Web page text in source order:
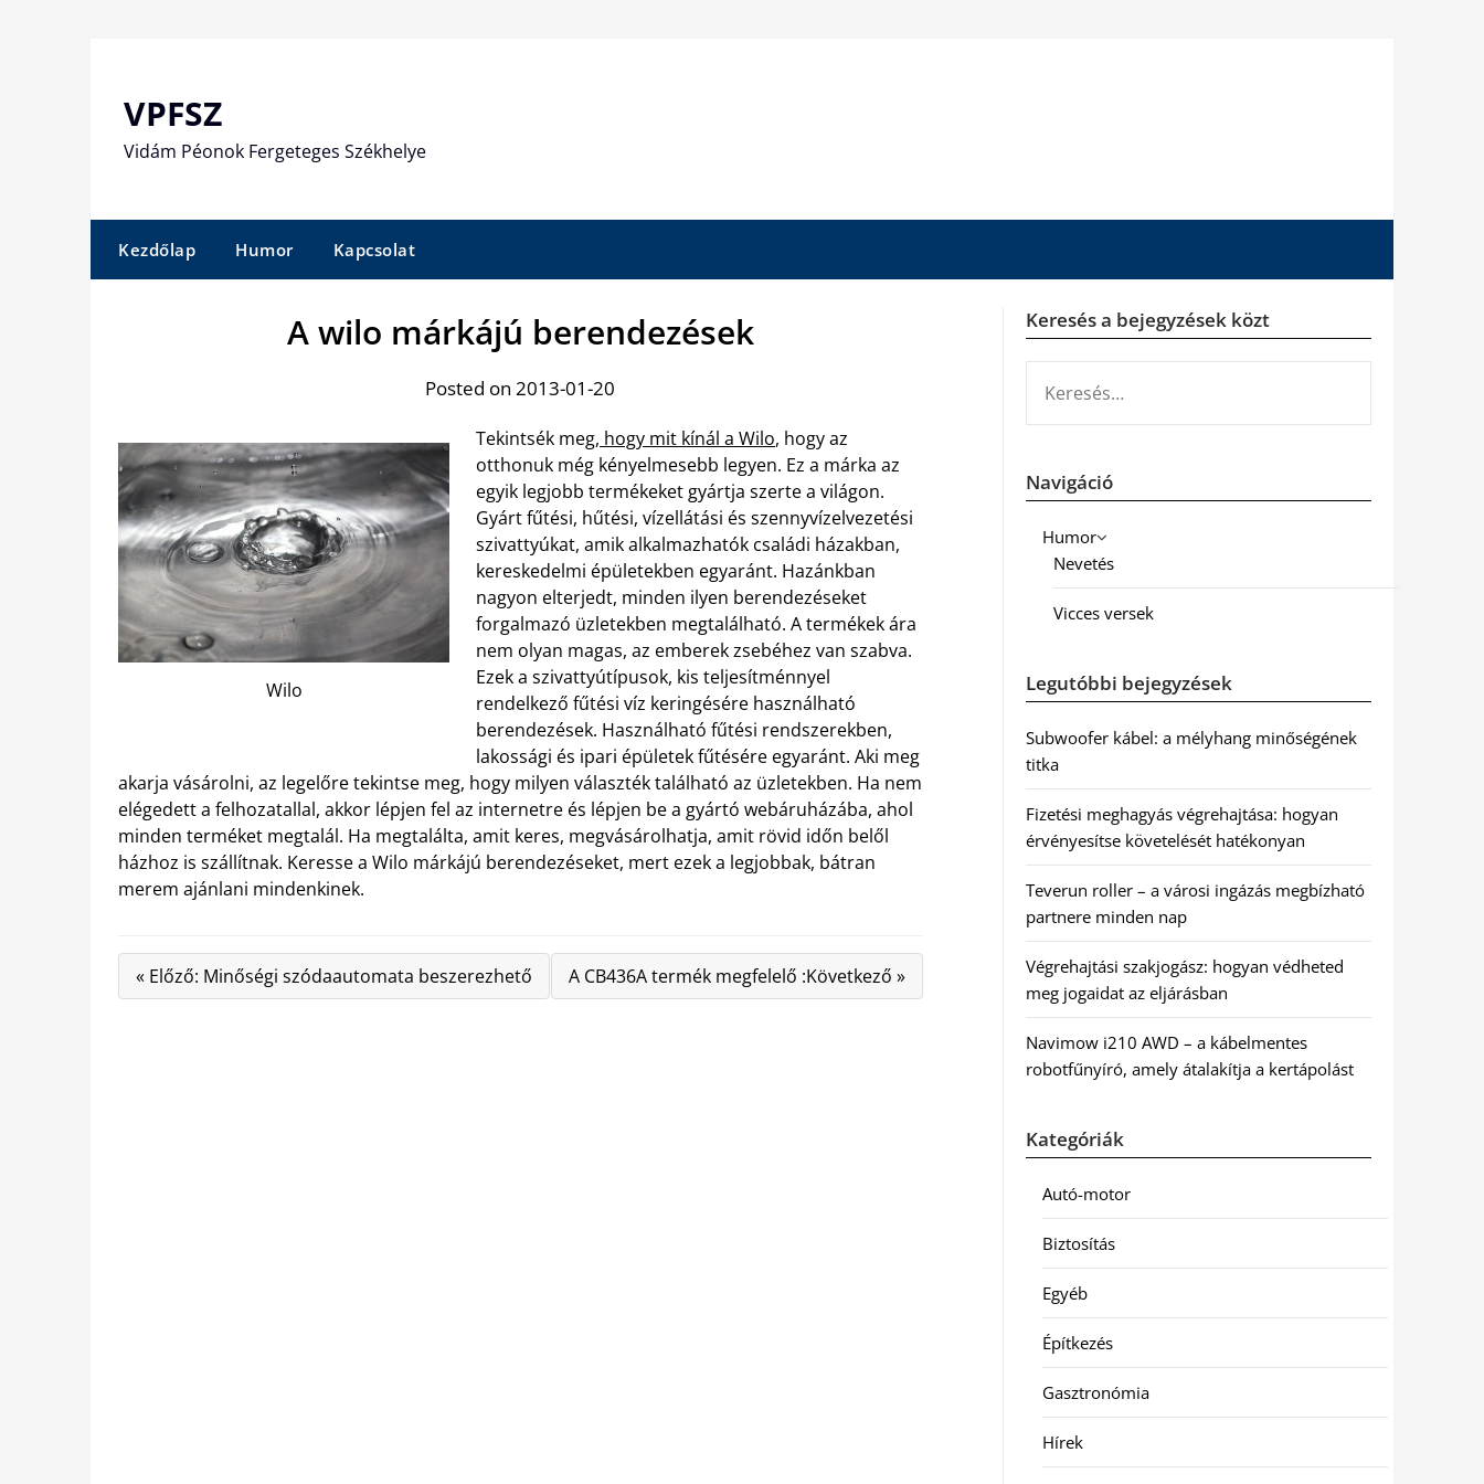
VPFSZ
Vidám Péonok Fergeteges Székhelye
Kezdőlap Humor Kapcsolat
A wilo márkájú berendezések
Posted on 2013-01-20
Wilo
Tekintsék meg, hogy mit kínál a Wilo, hogy az
otthonuk még kényelmesebb legyen. Ez a márka az
egyik legjobb termékeket gyártja szerte a világon.
Gyárt fűtési, hűtési, vízellátási és szennyvízelvezetési
szivattyúkat, amik alkalmazhatók családi házakban,
kereskedelmi épületekben egyaránt. Hazánkban
nagyon elterjedt, minden ilyen berendezéseket
forgalmazó üzletekben megtalálható. A termékek ára
nem olyan magas, az emberek zsebéhez van szabva.
Ezek a szivattyútípusok, kis teljesítménnyel
rendelkező fűtési víz keringésére használható
berendezések. Használható fűtési rendszerekben,
lakossági és ipari épületek fűtésére egyaránt. Aki meg
akarja vásárolni, az legelőre tekintse meg, hogy milyen választék található az üzletekben. Ha nem
elégedett a felhozatallal, akkor lépjen fel az internetre és lépjen be a gyártó webáruházába, ahol
minden terméket megtalál. Ha megtalálta, amit keres, megvásárolhatja, amit rövid időn belől
házhoz is szállítnak. Keresse a Wilo márkájú berendezéseket, mert ezek a legjobbak, bátran
merem ajánlani mindenkinek.
« Előző: Minőségi szódaautomata beszerezhető A CB436A termék megfelelő :Következő »
Keresés a bejegyzések közt
Navigáció
Humor
Nevetés
Vicces versek
Legutóbbi bejegyzések
Subwoofer kábel: a mélyhang minőségének
titka
Fizetési meghagyás végrehajtása: hogyan
érvényesítse követelését hatékonyan
Teverun roller – a városi ingázás megbízható
partnere minden nap
Végrehajtási szakjogász: hogyan védheted
meg jogaidat az eljárásban
Navimow i210 AWD – a kábelmentes
robotfűnyíró, amely átalakítja a kertápolást
Kategóriák
Autó-motor
Biztosítás
Egyéb
Építkezés
Gasztronómia
Hírek